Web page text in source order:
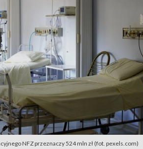
NFZ przeznaczy 524 mln zł (fot. pexels.com)